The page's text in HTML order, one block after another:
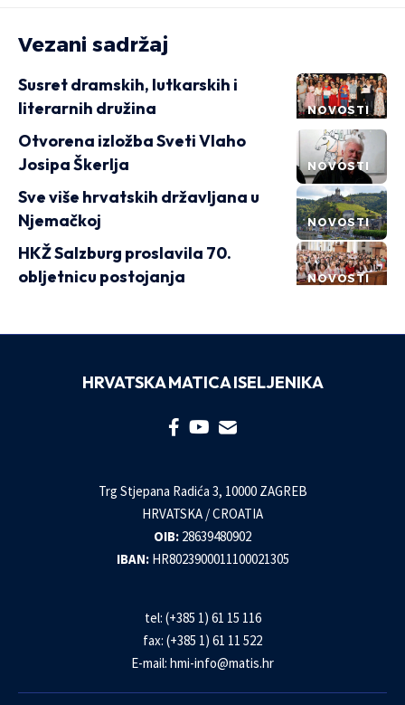
Vezani sadržaj
NOVOSTI
Susret dramskih, lutkarskih i
literarnih družina
NOVOSTI
Otvorena izložba Sveti Vlaho
Josipa Škerlja
NOVOSTI
Sve više hrvatskih državljana u
Njemačkoj
NOVOSTI
HKŽ Salzburg proslavila 70.
obljetnicu postojanja
HRVATSKA MATICA ISELJENIKA
Trg Stjepana Radića 3, 10000 ZAGREB
HRVATSKA / CROATIA
OIB: 28639480902
IBAN: HR8023900011100021305
tel: (+385 1) 61 15 116
fax: (+385 1) 61 11 522
E-mail: hmi-info@matis.hr